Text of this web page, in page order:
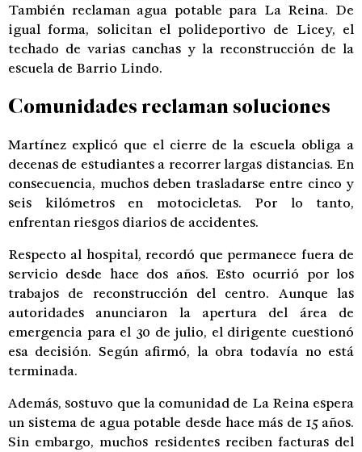
También reclaman agua potable para La Reina. De
igual forma, solicitan el polideportivo de Licey, el
techado de varias canchas y la reconstrucción de la
escuela de Barrio Lindo.
Comunidades reclaman soluciones
Martínez explicó que el cierre de la escuela obliga a
decenas de estudiantes a recorrer largas distancias. En
consecuencia, muchos deben trasladarse entre cinco y
seis kilómetros en motocicletas. Por lo tanto,
enfrentan riesgos diarios de accidentes.
Respecto al hospital, recordó que permanece fuera de
servicio desde hace dos años. Esto ocurrió por los
trabajos de reconstrucción del centro. Aunque las
autoridades anunciaron la apertura del área de
emergencia para el 30 de julio, el dirigente cuestionó
esa decisión. Según afirmó, la obra todavía no está
terminada.
Además, sostuvo que la comunidad de La Reina espera
un sistema de agua potable desde hace más de 15 años.
Sin embargo, muchos residentes reciben facturas del